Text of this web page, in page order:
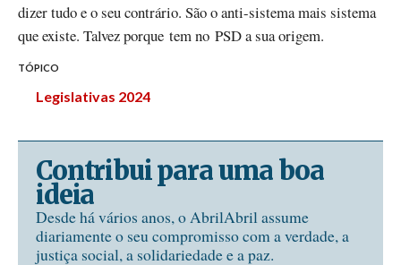
dizer tudo e o seu contrário. São o anti-sistema mais sistema
que existe. Talvez porque tem no PSD a sua origem.
TÓPICO
Legislativas 2024
Contribui para uma boa
ideia
Desde há vários anos, o AbrilAbril assume
diariamente o seu compromisso com a verdade, a
justiça social, a solidariedade e a paz.